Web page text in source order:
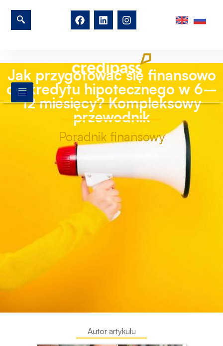
Jak przygotować się finansowo
do kredytu hipotecznego w 6–
12 miesięcy? Kompleksowy
przewodnik
Poradnik finansowy
Autor artykułu